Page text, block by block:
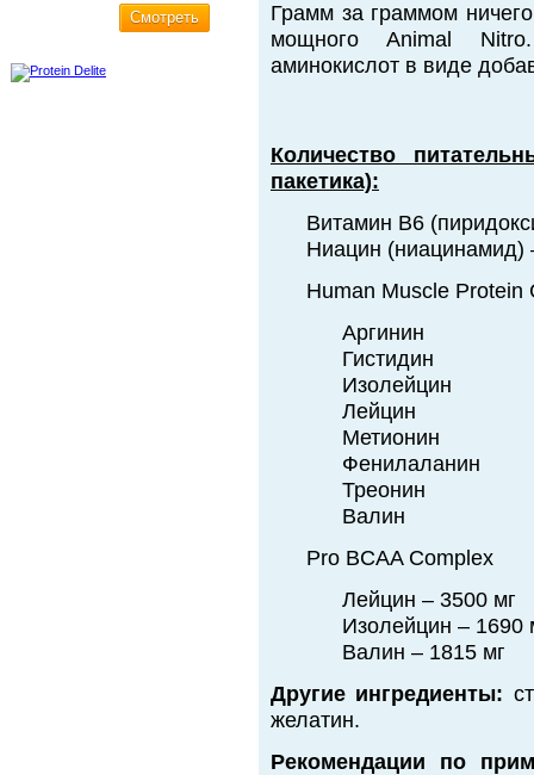
Cмотреть
Грамм за граммом
мощного Animal
аминокислот в виде
Количество
пакетика):
Витамин В6
Ниацин (ниацинамид)
Human Muscle Protein
Аргинин
Гистидин
Изолейцин
Лейцин
Метионин
Фенилаланин
Треонин
Валин
Pro BCAA Complex
Лейцин – 3500 мг
Изолейцин – 1690
Валин – 1815 мг
Другие ингредиенты:
желатин.
Рекомендации по